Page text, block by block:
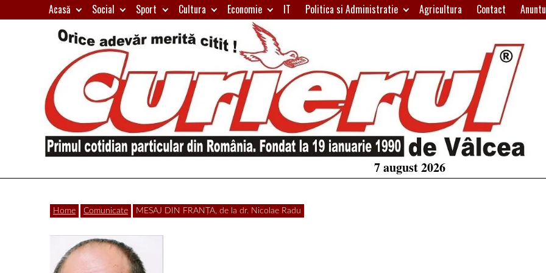
to
Acasă Social Sport Cultura Economie IT Politica si Administratie Agricultura Contact
Curierul
de
Primul
particular
din
România
7 august 2026
Home Comunicate MESAJ DIN FRANȚA, de la dr. Nicolae Radu